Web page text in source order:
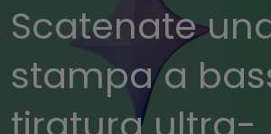
Scatenate
stampa a